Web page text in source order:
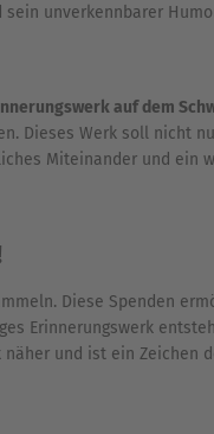
unverkennbarer
auf dem
Dieses Werk soll nicht
Miteinander und ein
Diese Spenden
Erinnerungswerk
und ist ein Zeichen